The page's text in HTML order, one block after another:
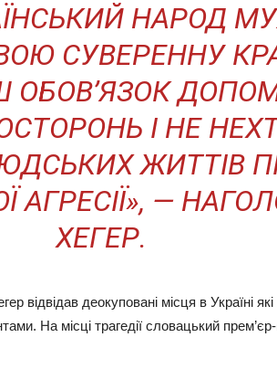
НАРОД
СУВЕРЕННУ
ОБОВ’ЯЗОК
І НЕ
ЖИТТІВ
АГРЕСІЇ», —
ХЕГЕР.
відвідав деокуповані місця в Україні
На місці трагедії словацький